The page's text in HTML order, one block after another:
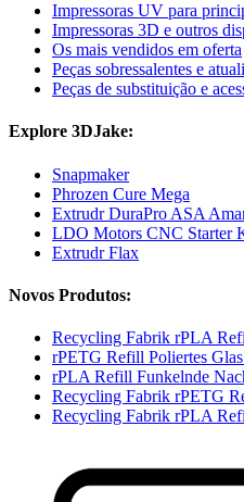
Impressoras UV para
Impressoras 3D e outros
Os mais vendidos em oferta
Peças sobressalentes e
Peças de substituição e
Explore 3DJake:
Snapmaker
Phrozen Cure Mega
Extrudr DuraPro ASA
LDO Motors CNC Starter
Extrudr Flax
Novos Produtos:
Recycling Fabrik rPLA
rPETG Refill Poliertes
rPLA Refill Funkelnde
Recycling Fabrik rPETG
Recycling Fabrik rPLA